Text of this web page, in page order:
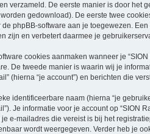
verzameld. De eerste manier is door
gedownload). De eerste twee
phpBB-software aan je toegewezen.
zijn en verbetert daarmee je
cookies aanmaken wanneer je
De tweede manier is waarin wij je
(hierna “je account”) en berichten die
identificeerbare naam (hierna “je
Je informatie voor je account op “SION
e-mailadres die vereist is bij het
wordt weergegeven. Verder heb je